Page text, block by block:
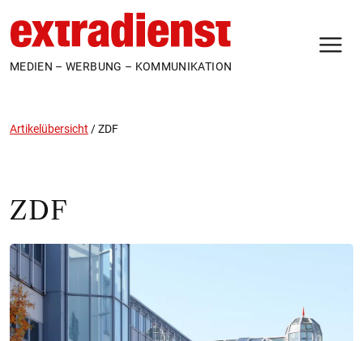
MEDIEN – WERBUNG – KOMMUNIKATION
Artikelübersicht /ZDF
ZDF